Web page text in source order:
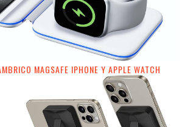
MAGSAFE IPHONE Y APPLE WATCH